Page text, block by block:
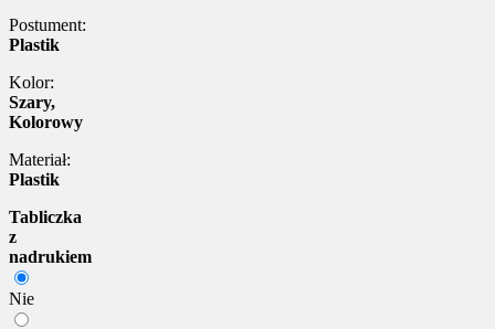
Postument:
Plastik
Kolor:
Szary,
Kolorowy
Materiał:
Plastik
Tabliczka
z
nadrukiem
Nie